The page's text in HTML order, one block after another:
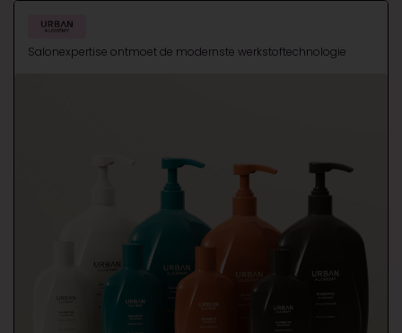
Salonexpertise ontmoet de modernste werkstoftechnologie